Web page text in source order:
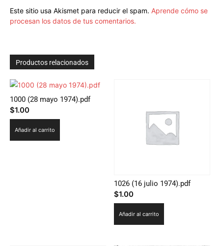
Este sitio usa Akismet para reducir el spam. Aprende cómo se
procesan los datos de tus comentarios.
Productos relacionados
1000 (28 mayo 1974).pdf
$1.00
Añadir al carrito
1026 (16 julio 1974).pdf
$1.00
Añadir al carrito